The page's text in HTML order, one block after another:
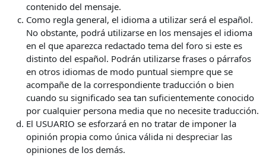
contenido del mensaje.
Como regla general, el idioma a utilizar será el español.
No obstante, podrá utilizarse en los mensajes el idioma
en el que aparezca redactado tema del foro si este es
distinto del español. Podrán utilizarse frases o párrafos
en otros idiomas de modo puntual siempre que se
acompañe de la correspondiente traducción o bien
cuando su significado sea tan suficientemente conocido
por cualquier persona media que no necesite traducción.
El USUARIO se esforzará en no tratar de imponer la
opinión propia como única válida ni despreciar las
opiniones de los demás.